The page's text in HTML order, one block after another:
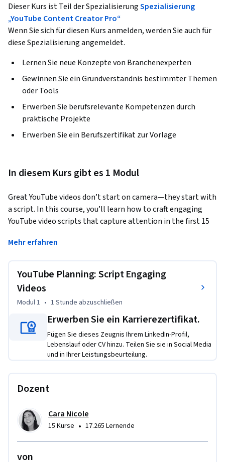
Dieser Kurs ist Teil der SpezialisierungSpezialisierung
„YouTube Content Creator Pro“
Wenn Sie sich für diesen Kurs anmelden, werden Sie auch für
diese Spezialisierung angemeldet.
Lernen Sie neue Konzepte von Branchenexperten
Gewinnen Sie ein Grundverständnis bestimmter Themen
oder Tools
Erwerben Sie berufsrelevante Kompetenzen durch
praktische Projekte
Erwerben Sie ein Berufszertifikat zur Vorlage
In diesem Kurs gibt es 1 Modul
Great YouTube videos don’t start on camera—they start with
a script. In this course, you’ll learn how to craft engaging
YouTube video scripts that capture attention in the first 15
explore proven scripting structures, practice the art of
use planning to reduce editing time and increase audience
retention. With step-by-step guidance and a downloadable
script template, you’ll write your own script and explore
how to streamline the process using AI—without losing your
authentic voice.
Mehr erfahren
YouTube Planning: Script Engaging
Videos
Modul 1 • 1 Stunde abzuschließen
Erwerben Sie ein Karrierezertifikat.
Fügen Sie dieses Zeugnis Ihrem LinkedIn-Profil,
Lebenslauf oder CV hinzu. Teilen Sie sie in Social Media
und in Ihrer Leistungsbeurteilung.
Dozent
Cara Nicole
15 Kurse • 17.265 Lernende
von